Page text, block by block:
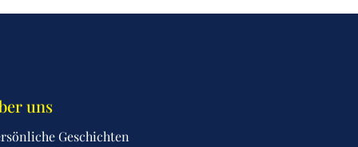
uns
Geschichten